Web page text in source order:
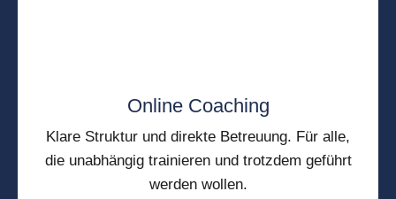
Online Coaching
Klare Struktur und direkte Betreuung. Für alle,
die unabhängig trainieren und trotzdem geführt
werden wollen.